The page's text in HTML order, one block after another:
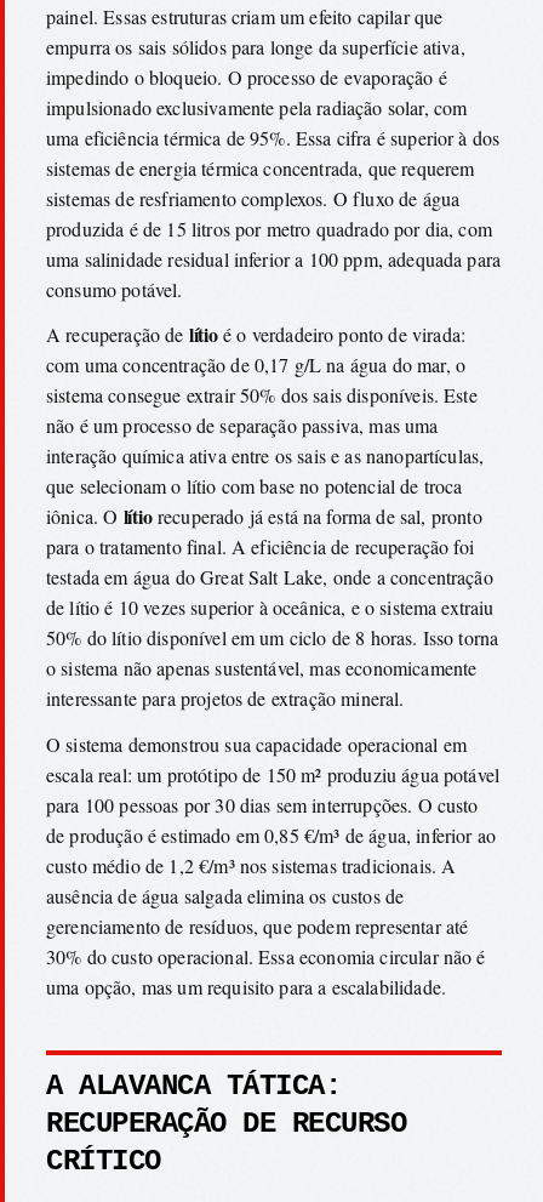
painel. Essas estruturas criam um efeito capilar que
empurra os sais sólidos para longe da superfície ativa,
impedindo o bloqueio. O processo de evaporação é
impulsionado exclusivamente pela radiação solar, com
uma eficiência térmica de 95%. Essa cifra é superior à dos
sistemas de energia térmica concentrada, que requerem
sistemas de resfriamento complexos. O fluxo de água
produzida é de 15 litros por metro quadrado por dia, com
uma salinidade residual inferior a 100 ppm, adequada para
consumo potável.
A recuperação de lítioé o verdadeiro ponto de virada:
com uma concentração de 0,17 g/L na água do mar, o
sistema consegue extrair 50% dos sais disponíveis. Este
não é um processo de separação passiva, mas uma
interação química ativa entre os sais e as nanopartículas,
que selecionam o lítio com base no potencial de troca
iônica. O lítiorecuperado já está na forma de sal, pronto
para o tratamento final. A eficiência de recuperação foi
testada em água do Great Salt Lake, onde a concentração
de lítio é 10 vezes superior à oceânica, e o sistema extraiu
50% do lítio disponível em um ciclo de 8 horas. Isso torna
o sistema não apenas sustentável, mas economicamente
interessante para projetos de extração mineral.
O sistema demonstrou sua capacidade operacional em
escala real: um protótipo de 150 m² produziu água potável
para 100 pessoas por 30 dias sem interrupções. O custo
de produção é estimado em 0,85 €/m³ de água, inferior ao
custo médio de 1,2 €/m³ nos sistemas tradicionais. A
ausência de água salgada elimina os custos de
gerenciamento de resíduos, que podem representar até
30% do custo operacional. Essa economia circular não é
uma opção, mas um requisito para a escalabilidade.
A ALAVANCA TÁTICA:
RECUPERAÇÃO DE RECURSO
CRÍTICO